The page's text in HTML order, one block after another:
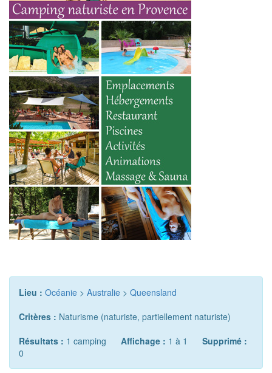
Lieu : Océanie > Australie > Queensland
Critères : Naturisme (naturiste, partiellement naturiste)
Résultats : 1 camping Affichage : 1 à 1 Supprimé :
0